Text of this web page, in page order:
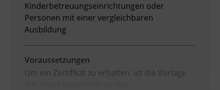
Kinderbetreuungseinrichtungen oder
Personen mit einer vergleichbaren
Ausbildung
Voraussetzungen
Um ein Zertifikat zu erhalten, ist die Vorlage